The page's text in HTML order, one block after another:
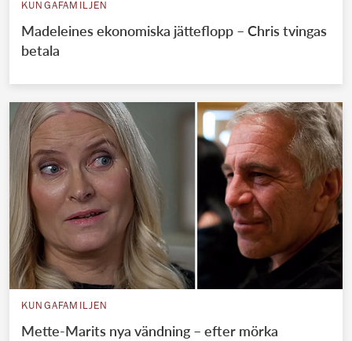
KUNGAFAMILJEN
Madeleines ekonomiska jätteflopp – Chris tvingas
betala
KUNGAFAMILJEN
Mette-Marits nya vändning – efter mörka